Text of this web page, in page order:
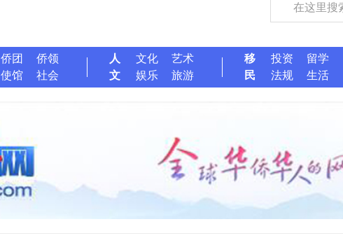
侨团
侨领
使馆
社会
人
文
文化
艺术
娱乐
旅游
移
民
投资
留学
法规
生活